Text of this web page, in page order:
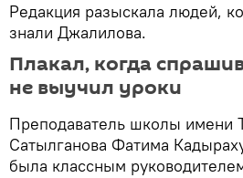
Редакция разыскала людей,
знали Джалилова.
Плакал, когда
не выучил уроки
Преподаватель школы имени
Сатылганова Фатима
была классным